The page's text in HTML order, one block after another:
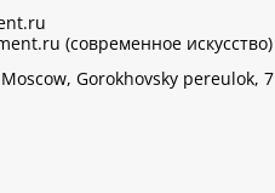
(современное искусство)
Gorokhovsky pereulok, 7